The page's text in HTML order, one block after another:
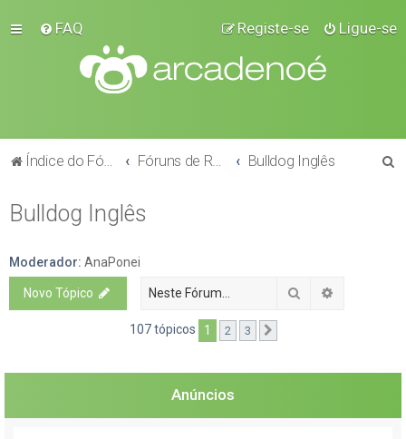
FAQ Ligue-se
Registe-se
Índice do Fórum Bulldog Inglês
Bulldog Inglês
Moderador: AnaPonei
Novo Tópico Pesquisar
107 tópicos 1 2 3
Anúncios